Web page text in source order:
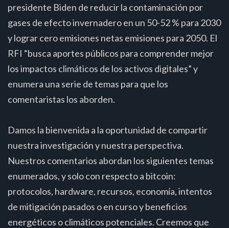
presidente Biden de reducir la contaminación por
gases de efecto invernadero en un 50-52 % para 2030
y lograr cero emisiones netas emisiones para 2050. El
RFI “busca aportes públicos para comprender mejor
los impactos climáticos de los activos digitales” y
enumera una serie de temas para que los
comentaristas los aborden.
Damos la bienvenida a la oportunidad de compartir
nuestra investigación y nuestra perspectiva.
Nuestros comentarios abordan los siguientes temas
enumerados, y solo con respecto a bitcoin:
protocolos, hardware, recursos, economía, intentos
de mitigación pasados o en curso y beneficios
energéticos o climáticos potenciales. Creemos que